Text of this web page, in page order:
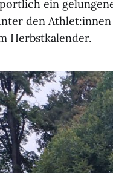
ein
den
Herbstkalender.